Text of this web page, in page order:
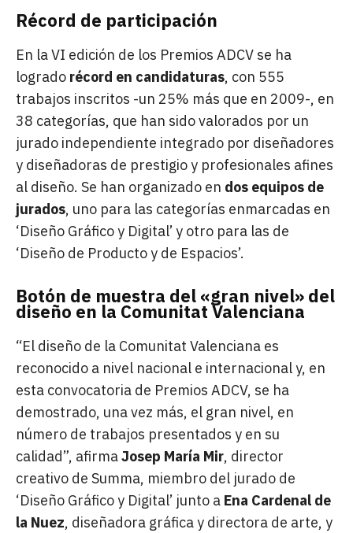
Récord de participación
En la VI edición de los Premios ADCV se ha
logrado récord en candidaturas, con 555
trabajos inscritos -un 25% más que en 2009-, en
38 categorías, que han sido valorados por un
jurado independiente integrado por diseñadores
y diseñadoras de prestigio y profesionales afines
al diseño. Se han organizado en dos equipos de
jurados, uno para las categorías enmarcadas en
‘Diseño Gráfico y Digital’ y otro para las de
‘Diseño de Producto y de Espacios’.
Botón de muestra del «gran nivel» del
diseño en la Comunitat Valenciana
“El diseño de la Comunitat Valenciana es
reconocido a nivel nacional e internacional y, en
esta convocatoria de Premios ADCV, se ha
demostrado, una vez más, el gran nivel, en
número de trabajos presentados y en su
calidad”, afirmaJosep María Mir, director
creativo de Summa, miembro del jurado de
‘Diseño Gráfico y Digital’ junto a Ena Cardenal de
la Nuez, diseñadora gráfica y directora de arte, y